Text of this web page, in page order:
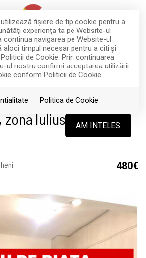
fişiere de tip cookie pentru a
experiența ta pe Website-ul
continua navigarea pe Website-ul
aloci timpul necesar pentru a citi și
de Cookie. Prin continuarea
ul nostru confirmi acceptarea utilizării
conform Politicii de Cookie.
Politica de Cookie
AM INTELES
Cluj-Napoca Gheorgheni
nu mai este activ !
2 camere si balcon,
Iulius Mall,
480€
RETRAS